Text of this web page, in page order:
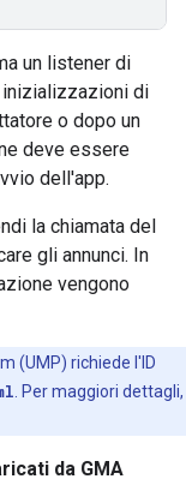
un listener di
inizializzazioni di
o dopo un
deve essere
dell'app.
la chiamata del
gli annunci. In
vengono
(UMP) richiede l'ID
. Per maggiori dettagli,
da GMA